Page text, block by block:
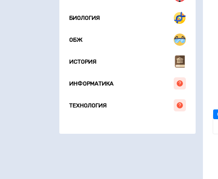
БИОЛОГИЯ
ОБЖ
ИСТОРИЯ
ИНФОРМАТИКА
ТЕХНОЛОГИЯ